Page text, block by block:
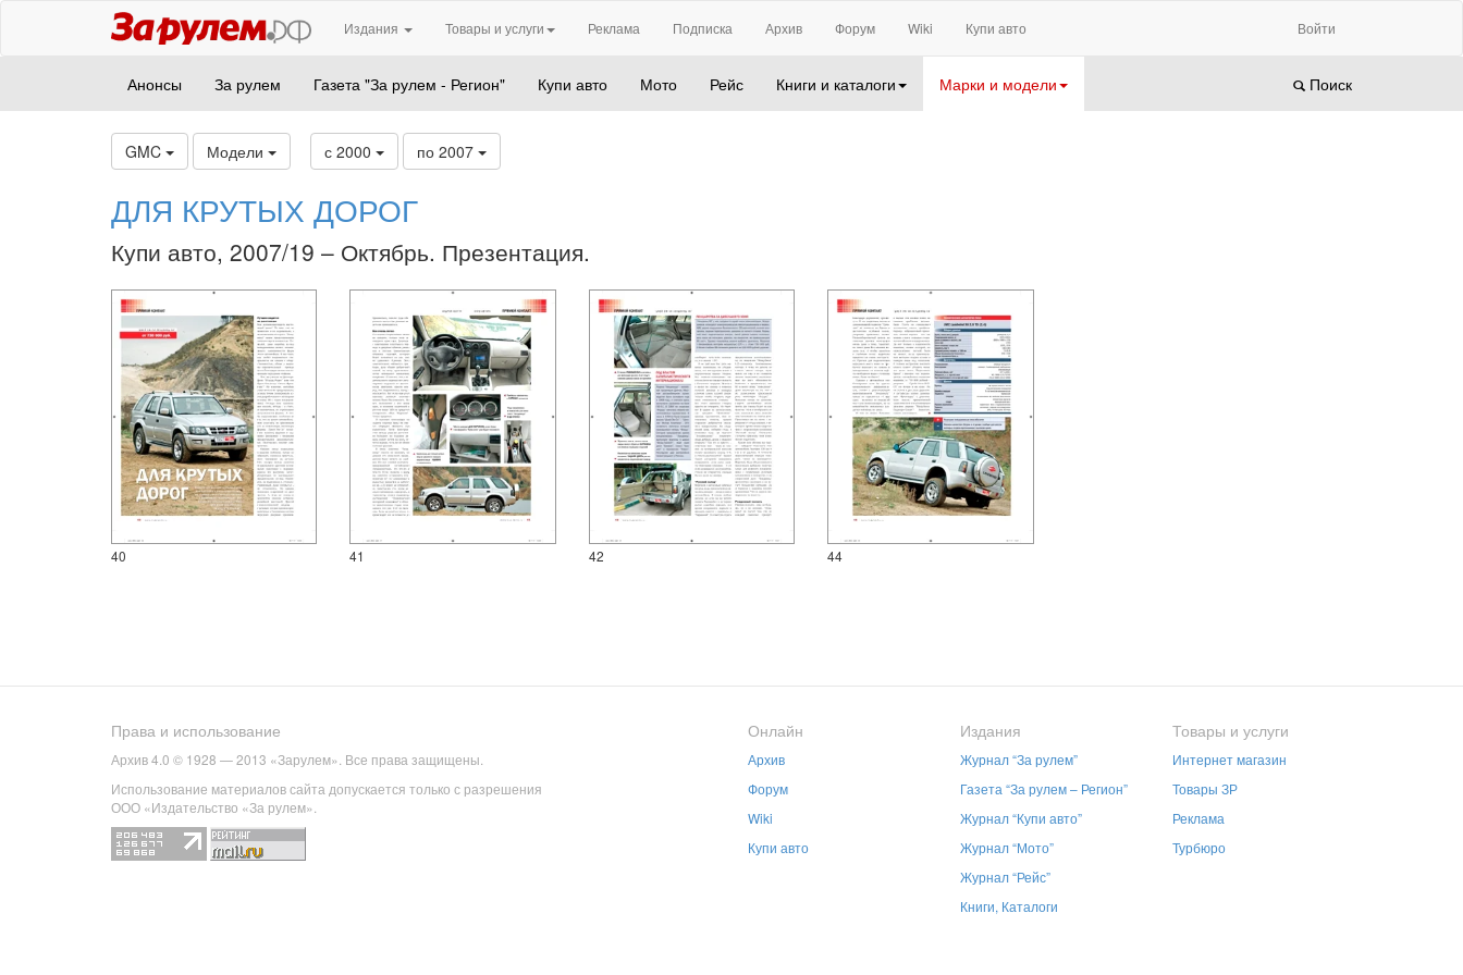
Издания Товары и услуги Реклама Подписка Архив Форум Wiki Купи авто Войти
Анонсы За рулем Газета "За рулем - Регион" Купи авто Мото Рейс Книги и каталоги Марки и модели Поиск
GMC Модели с 2000 по 2007
ДЛЯ КРУТЫХ ДОРОГ
Купи авто, 2007/19 – Октябрь. Презентация.
40 41 42 44
Права и использование
Архив 4.0 © 1928 — 2013 «Зарулем». Все права защищены.
Использование материалов сайта допускается только с разрешения
ООО «Издательство «За рулем».
Онлайн
Архив
Форум
Wiki
Купи авто
Издания
Журнал “За рулем”
Газета “За рулем – Регион”
Журнал “Купи авто”
Журнал “Мото”
Журнал “Рейс”
Книги, Каталоги
Товары и услуги
Интернет магазин
Товары ЗР
Реклама
Турбюро